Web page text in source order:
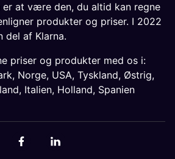
er at være den, du altid kan regne
produkter og priser. I 2022
del af Klarna.
priser og produkter med os i:
, Norge, USA, Tyskland, Østrig,
, Italien, Holland, Spanien